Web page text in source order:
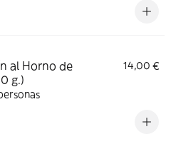
al Horno de
g.)
14,00 €